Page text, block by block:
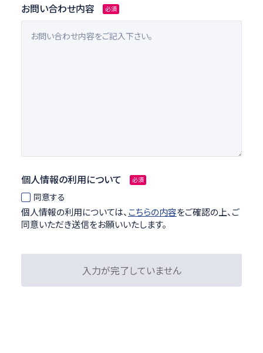
お問い合わせ内容 必須
個人情報の利用について 必須
同意する
個人情報の利用については、 こちらの内容をご確認の上、ご
同意いただき送信をお願いいたします。